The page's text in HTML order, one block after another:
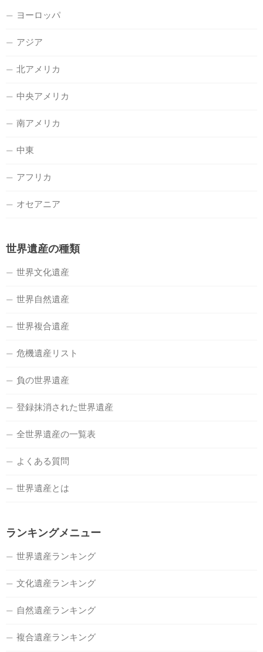
ヨーロッパ
アジア
北アメリカ
中央アメリカ
南アメリカ
中東
アフリカ
オセアニア
世界遺産の種類
世界文化遺産
世界自然遺産
世界複合遺産
危機遺産リスト
負の世界遺産
登録抹消された世界遺産
全世界遺産の一覧表
よくある質問
世界遺産とは
ランキングメニュー
世界遺産ランキング
文化遺産ランキング
自然遺産ランキング
複合遺産ランキング